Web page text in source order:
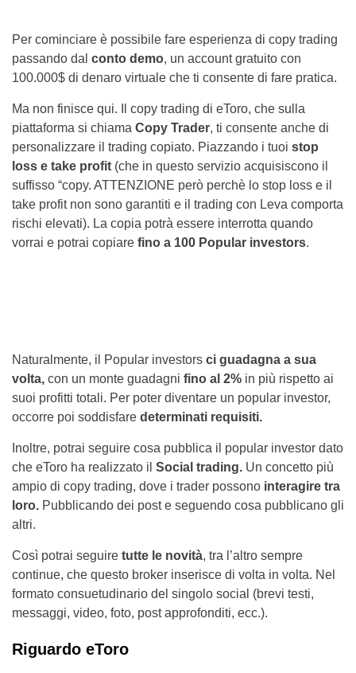
Per cominciare è possibile fare esperienza di copy trading
passando dal conto demo, un account gratuito con
100.000$ di denaro virtuale che ti consente di fare pratica.
Ma non finisce qui. Il copy trading di eToro, che sulla
piattaforma si chiama Copy Trader, ti consente anche di
personalizzare il trading copiato. Piazzando i tuoi stop
loss e take profit (che in questo servizio acquisiscono il
suffisso “copy. ATTENZIONE però perchè lo stop loss e il
take profit non sono garantiti e il trading con Leva comporta
rischi elevati). La copia potrà essere interrotta quando
vorrai e potrai copiare fino a 100 Popular investors.
Naturalmente, il Popular investors ci guadagna a sua
volta, con un monte guadagni fino al 2% in più rispetto ai
suoi profitti totali. Per poter diventare un popular investor,
occorre poi soddisfare determinati requisiti.
Inoltre, potrai seguire cosa pubblica il popular investor dato
che eToro ha realizzato il Social trading. Un concetto più
ampio di copy trading, dove i trader possono interagire tra
loro. Pubblicando dei post e seguendo cosa pubblicano gli
altri.
Così potrai seguire tutte le novità, tra l’altro sempre
continue, che questo broker inserisce di volta in volta. Nel
formato consuetudinario del singolo social (brevi testi,
messaggi, video, foto, post approfonditi, ecc.).
Riguardo eToro